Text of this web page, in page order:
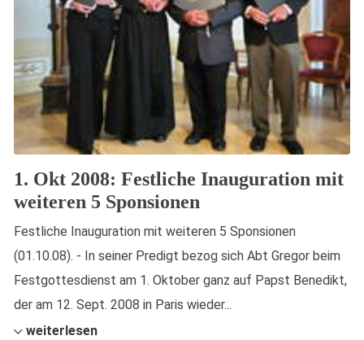
1. Okt 2008: Festliche Inauguration mit
weiteren 5 Sponsionen
Festliche Inauguration mit weiteren 5 Sponsionen
(01.10.08). - In seiner Predigt bezog sich Abt Gregor beim
Festgottesdienst am 1. Oktober ganz auf Papst Benedikt,
der am 12. Sept. 2008 in Paris wieder...
weiterlesen